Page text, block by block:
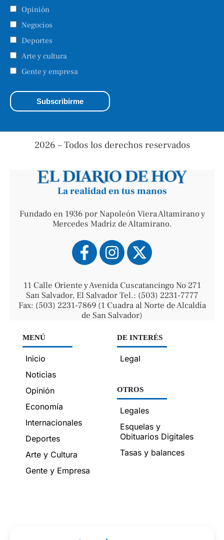
Opinión
Negocios
Deportes
Arte y cultura
Gente y empresa
2026 – Todos los derechos reservados
La realidad en tus manos
Fundado en 1936 por Napoleón Viera Altamirano y
Mercedes Madriz de Altamirano.
11 Calle Oriente y Avenida Cuscatancingo No 271
San Salvador, El Salvador Tel.: (503) 2231-7777
Fax: (503) 2231-7869 (1 Cuadra al Norte de Alcaldía
de San Salvador)
MENÚ
Inicio
Noticias
Opinión
Economía
Internacionales
Deportes
Arte y Cultura
Gente y Empresa
DE INTERÉS
Legal
OTROS
Legales
Esquelas y
Obituarios Digitales
Tasas y balances